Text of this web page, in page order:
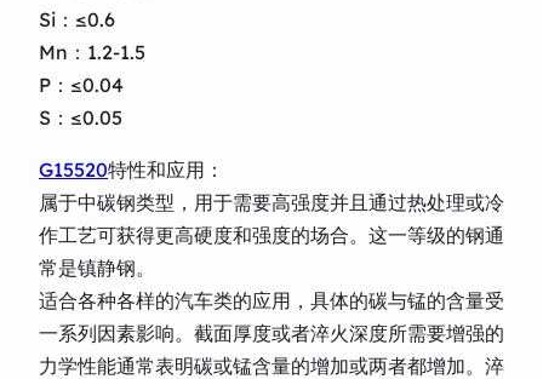
Si：≤0.6
Mn：1.2-1.5
P：≤0.04
S：≤0.05
G15520特性和应用：
属于中碳钢类型，用于需要高强度并且通过热处理或冷
作工艺可获得更高硬度和强度的场合。这一等级的钢通
常是镇静钢。
适合各种各样的汽车类的应用，具体的碳与锰的含量受
一系列因素影响。截面厚度或者淬火深度所需要增强的
力学性能通常表明碳或锰含量的增加或两者都增加。淬